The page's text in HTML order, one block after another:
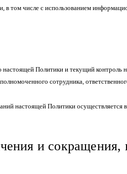
в том числе с использованием
настоящей Политики и текущий контроль
сотрудника,
настоящей Политики осуществляется
и сокращения,